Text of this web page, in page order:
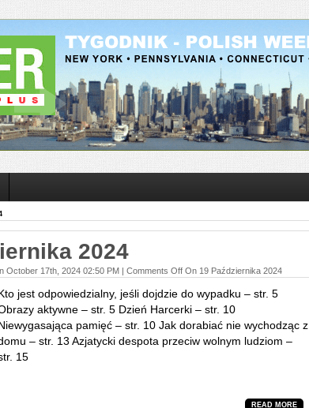
2024
October 17th, 2024 02:50 PM | Comments Off On 19 Października 2024
jest odpowiedzialny, jeśli dojdzie do wypadku – str. 5
aktywne – str. 5 Dzień Harcerki – str. 10
pamięć – str. 10 Jak dorabiać nie wychodząc z
– str. 13 Azjatycki despota przeciw wolnym ludziom –
15
READ MORE